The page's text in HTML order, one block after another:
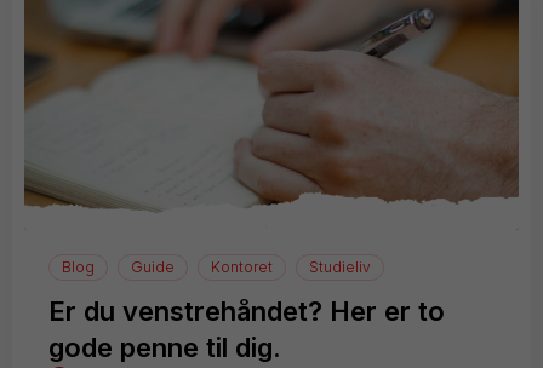
Blog Guide Kontoret Studieliv
Er du venstrehåndet? Her er to
gode penne til dig.